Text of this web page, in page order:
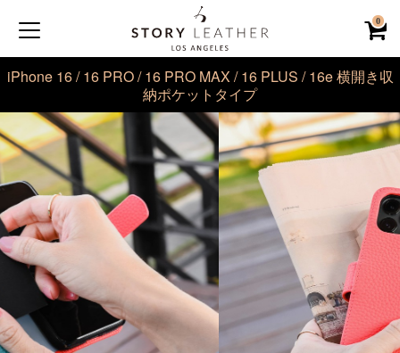
0
iPhone 16 / 16 PRO / 16 PRO MAX / 16 PLUS / 16e 横開き収
納ポケットタイプ